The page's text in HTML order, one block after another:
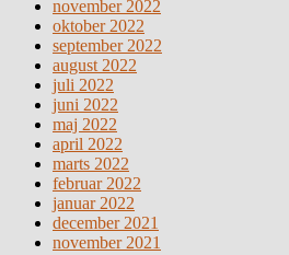
november 2022
oktober 2022
september 2022
august 2022
juli 2022
juni 2022
maj 2022
april 2022
marts 2022
februar 2022
januar 2022
december 2021
november 2021